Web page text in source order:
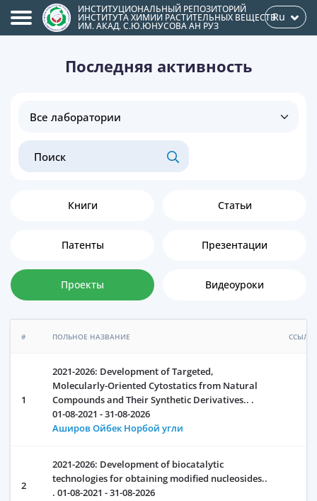
ИНСТИТУЦИОНАЛЬНЫЙ РЕПОЗИТОРИЙ
ИНСТИТУТА ХИМИИ РАСТИТЕЛЬНЫХ ВЕЩЕСТВ
ИМ. АКАД. С.Ю.ЮНУСОВА АН РУЗ
Ru
Последняя активность
Книги Статьи
Патенты Презентации
Проекты Видеоуроки
# ПОЛЬНОЕ НАЗВАНИЕ ССЫЛКА
1
2021-2026: Development of Targeted,
Molecularly-Oriented Cytostatics from Natural
Compounds and Their Synthetic Derivatives.. .
01-08-2021 - 31-08-2026
Аширов Ойбек Норбой угли
2
2021-2026: Development of biocatalytic
technologies for obtaining modified nucleosides..
. 01-08-2021 - 31-08-2026